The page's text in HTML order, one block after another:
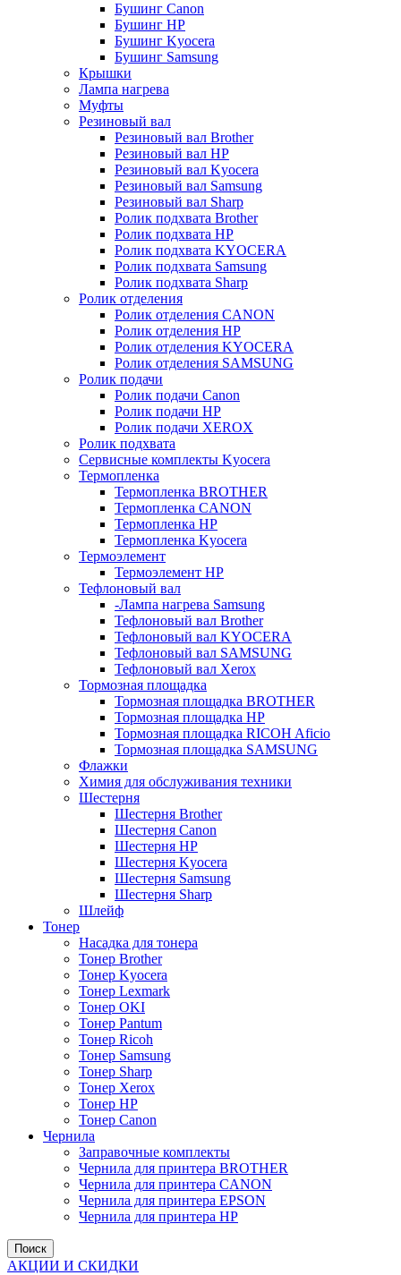
Бушинг Canon
Бушинг HP
Бушинг Kyocera
Бушинг Samsung
Крышки
Лампа нагрева
Муфты
Резиновый вал
Резиновый вал Brother
Резиновый вал HP
Резиновый вал Kyocera
Резиновый вал Samsung
Резиновый вал Sharp
Ролик подхвата Brother
Ролик подхвата HP
Ролик подхвата KYOCERA
Ролик подхвата Samsung
Ролик подхвата Sharp
Ролик отделения
Ролик отделения CANON
Ролик отделения HP
Ролик отделения KYOCERA
Ролик отделения SAMSUNG
Ролик подачи
Ролик подачи Canon
Ролик подачи HP
Ролик подачи XEROX
Ролик подхвата
Сервисные комплекты Kyocera
Термопленка
Термопленка BROTHER
Термопленка CANON
Термопленка HP
Термопленка Kyocera
Термоэлемент
Термоэлемент НР
Тефлоновый вал
-Лампа нагрева Samsung
Тефлоновый вал Brother
Тефлоновый вал KYOCERA
Тефлоновый вал SAMSUNG
Тефлоновый вал Xerox
Тормозная площадка
Тормозная площадка BROTHER
Тормозная площадка HP
Тормозная площадка RICOH Aficio
Тормозная площадка SAMSUNG
Флажки
Химия для обслуживания техники
Шестерня
Шестерня Brother
Шестерня Canon
Шестерня HP
Шестерня Kyocera
Шестерня Samsung
Шестерня Sharp
Шлейф
Тонер
Насадка для тонера
Тонер Brother
Тонер Kyocera
Тонер Lexmark
Тонер OKI
Тонер Pantum
Тонер Ricoh
Тонер Samsung
Тонер Sharp
Тонер Xerox
Тонер НР
Тонер Саnon
Чернила
Заправочные комплекты
Чернила для принтера BROTHER
Чернила для принтера CANON
Чернила для принтера EPSON
Чернила для принтера HP
Поиск
АКЦИИ И СКИДКИ